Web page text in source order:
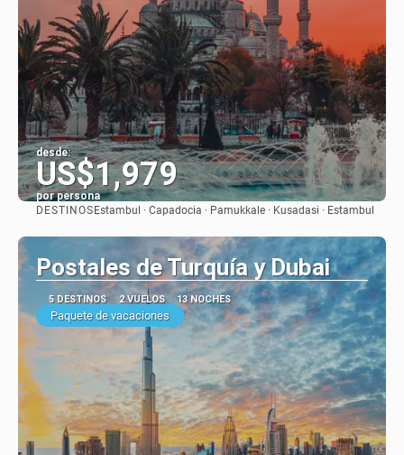
desde:
US$1,979
por persona
DESTINOS Estambul · Capadocia · Pamukkale · Kusadasi · Estambul
Postales de Turquía y Dubai
5 DESTINOS 2 VUELOS 13 NOCHES
Paquete de vacaciones